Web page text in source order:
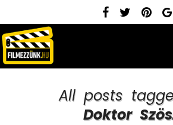
All posts
Doktor